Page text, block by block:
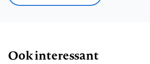
Ook interessant